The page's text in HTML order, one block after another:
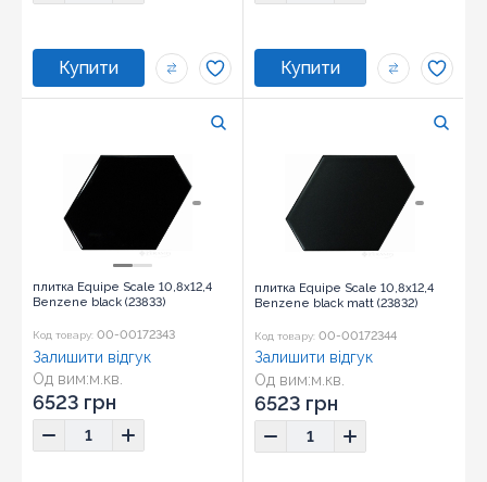
плитка Equipe Scale 10,8x12,4
Benzene black (23833)
Код товару: 00-00172343
Од вим:м.кв.
Розмір:10,8x12,4
Залишити відгук
6523 грн
плитка Equipe Scale 10,8x12,4
Benzene black matt (23832)
Код товару: 00-00172344
Од вим:м.кв.
Розмір:10,8x12,4
Залишити відгук
6523 грн